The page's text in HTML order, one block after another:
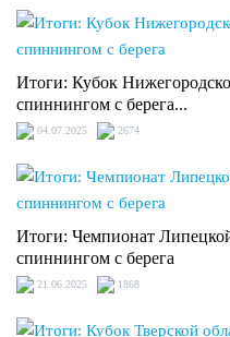
Итоги: Кубок
спиннингом с берега...
04.07.2025 2674
Итоги: Чемпионат
спиннингом с берега
21.06.2025 1868